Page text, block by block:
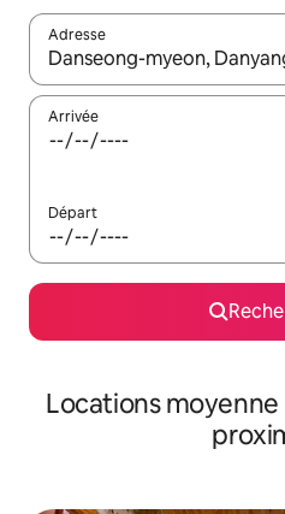
Adresse
Lorsque les résultats
Arrivée
Départ
Locations